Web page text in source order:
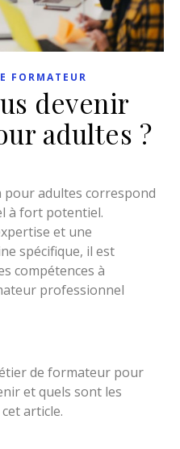
FORMATEUR
devenir
adultes ?
pour adultes correspond
à fort potentiel.
et une
spécifique, il est
compétences à
professionnel
de formateur pour
et quels sont les
article.